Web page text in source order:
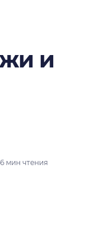
и
6 мин чтения